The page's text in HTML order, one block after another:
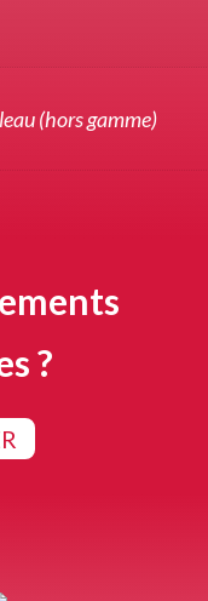
(hors gamme)
?